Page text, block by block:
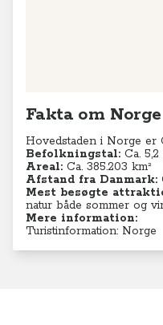
Fakta om Norge
Hovedstaden i Norge er
Befolkningstal: Ca. 5,2
Areal: Ca. 385.203 km²
Afstand fra Danmark:
Mest besøgte
natur både sommer og
Mere information:
Turistinformation: Norge